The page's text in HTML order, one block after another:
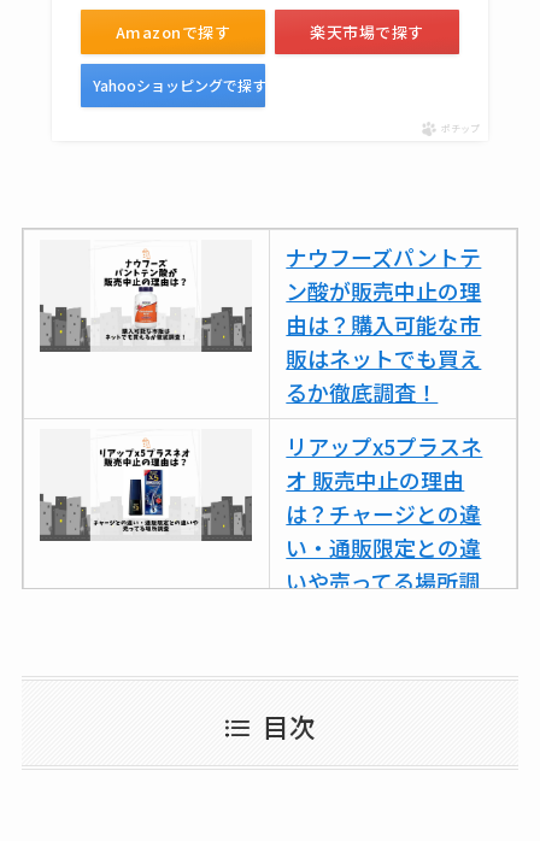
ビタクラフトのウル
復刻はある？ウルト
キーピング販売終了
理由はなぜ？売って
ない？売ってる場所
は？代わりの代用品
も調査
クランベリージュー
スはコンビニで売っ
てる？薬局やイオン
は？おすすめや効果
も調査
Amazonで探す 楽天市場で探す
Yahooショッピングで探す
ポチップ
ナウフーズパントテ
ン酸が販売中止の理
由は？購入可能な市
販はネットでも買え
るか徹底調査！
リアップx5プラスネ
オ 販売中止の理由
は？チャージとの違
い・通販限定との違
いや売ってる場所調
ココネシャンプー詰
てる？ドンキ・ロフ
トなど販売店や安い
目次